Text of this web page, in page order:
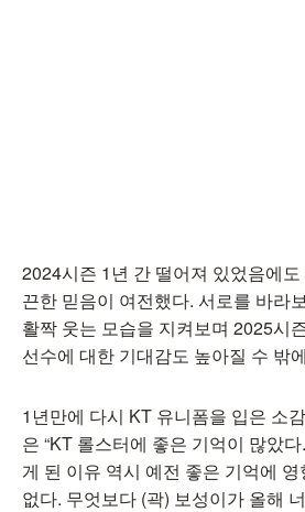
2024시즌 1년 간 떨어져 있었음에
끈한 믿음이 여전했다. 서로를 바라
활짝 웃는 모습을 지켜보며 2025시
선수에 대한 기대감도 높아질 수 밖
1년만에 다시 KT 유니폼을 입은 소
은 “KT 롤스터에 좋은 기억이 많았
게 된 이유 역시 예전 좋은 기억에
없다. 무엇보다 (곽) 보성이가 올해